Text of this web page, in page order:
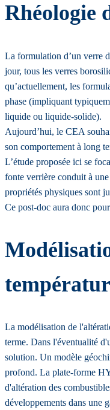
Rhéologie
La formulation d’un verre
jour, tous les verres
qu’actuellement, les
phase (impliquant
liquide ou liquide-solide).
Aujourd’hui, le CEA
son comportement à long
L’étude proposée ici se
fonte verrière conduit à
propriétés physiques sont
Ce post-doc aura donc
La modélisation de
terme. Dans l'éventualité
solution. Un modèle
profond. La plate-forme
d'altération des
développements dans une